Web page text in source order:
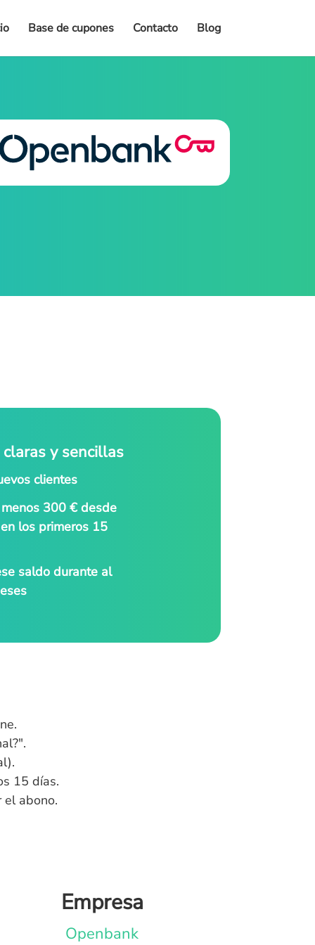
Base de cupones Contacto Blog
y sencillas
clientes
300 € desde
los primeros 15
saldo durante al
15 días.
abono.
Empresa
Openbank